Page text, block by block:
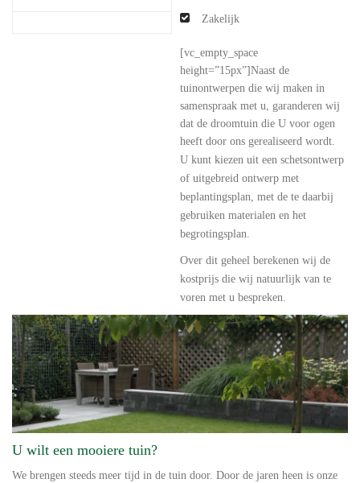
Zakelijk
[vc_empty_space
height=”15px”]Naast de
tuinontwerpen die wij maken in
samenspraak met u, garanderen wij
dat de droomtuin die U voor ogen
heeft door ons gerealiseerd wordt.
U kunt kiezen uit een schetsontwerp
of uitgebreid ontwerp met
beplantingsplan, met de te daarbij
gebruiken materialen en het
begrotingsplan.
Over dit geheel berekenen wij de
kostprijs die wij natuurlijk van te
voren met u bespreken.
U wilt een mooiere tuin?
We brengen steeds meer tijd in de tuin door. Door de jaren heen is onze